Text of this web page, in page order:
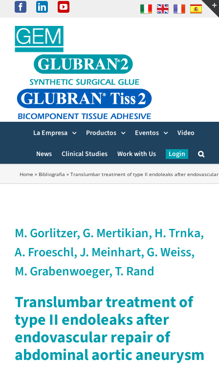
content
FacebookLinkedInYouTube
La Empresa Productos Eventos Video
News Clinical Studies Work with Us Login
Home » Bibliografia » Translumbar treatment of type II endoleaks after
M. Gorlitzer, G. Mertikian, H. Trnka,
A. Froeschl, J. Meinhart, G. Weiss,
M. Grabenwoeger, T. Rand
Translumbar treatment of
type II endoleaks after
endovascular repair of
abdominal aortic aneurysm